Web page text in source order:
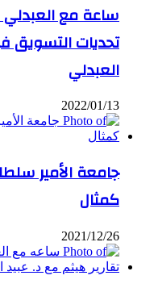
ساعة مع العبدلي
تحديات التسويق
العبدلي
2022/01/13
جامعة الأمير
كمثال
2021/12/26